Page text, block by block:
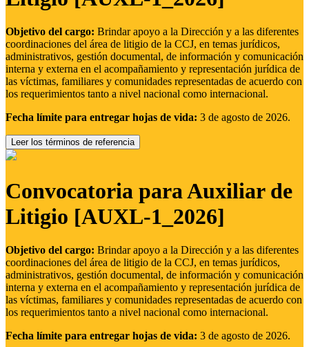
Objetivo del cargo: Brindar apoyo a la Dirección y a las diferentes
coordinaciones del área de litigio de la CCJ, en temas jurídicos,
administrativos, gestión documental, de información y comunicación
interna y externa en el acompañamiento y representación jurídica de
las víctimas, familiares y comunidades representadas de acuerdo con
los requerimientos tanto a nivel nacional como internacional.
Fecha límite para entregar hojas de vida: 3 de agosto de 2026.
Leer los términos de referencia
Convocatoria para Auxiliar de
Litigio [AUXL-1_2026]
Objetivo del cargo: Brindar apoyo a la Dirección y a las diferentes
coordinaciones del área de litigio de la CCJ, en temas jurídicos,
administrativos, gestión documental, de información y comunicación
interna y externa en el acompañamiento y representación jurídica de
las víctimas, familiares y comunidades representadas de acuerdo con
los requerimientos tanto a nivel nacional como internacional.
Fecha límite para entregar hojas de vida: 3 de agosto de 2026.